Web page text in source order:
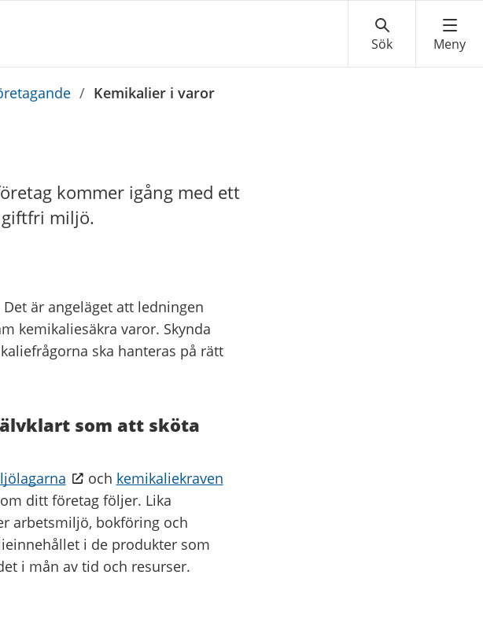
/ Kemikalier i varor
kommer igång med ett
miljö.
är angeläget att ledningen
kemikaliesäkra varor. Skynda
ska hanteras på rätt
som att sköta
och kemikaliekraven
ditt företag följer. Lika
arbetsmiljö, bokföring och
i de produkter som
i mån av tid och resurser.